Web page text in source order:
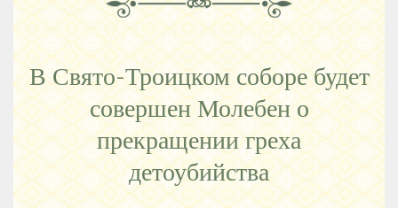
В Свято-Троицком соборе будет
совершен Молебен о
прекращении греха
детоубийства